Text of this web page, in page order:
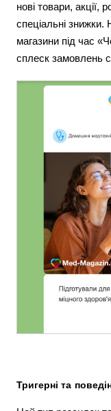
нові товари, акції,
спеціальні знижки.
магазини під час
сплеск замовлень
Тригерні та